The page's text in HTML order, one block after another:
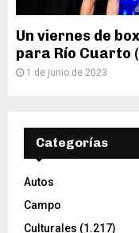
Un viernes de
para Río Cuarto
1 de junio de 2023
Categorías
Autos
Campo
Culturales (1.217)